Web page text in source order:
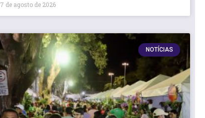
7 de agosto de 2026
NOTÍCIAS